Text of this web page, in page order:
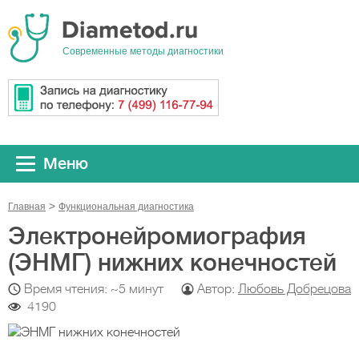
Cовременные методы диагностики
Меню
Главная Функциональная диагностика
Электронейромиография
(ЭНМГ) нижних конечностей
Время чтения: ~5 минут Автор: Любовь Добрецова
4190